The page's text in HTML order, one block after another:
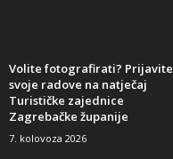
Volite fotografirati? Prijavite
svoje radove na natječaj
Turističke zajednice
Zagrebačke županije
7. kolovoza 2026